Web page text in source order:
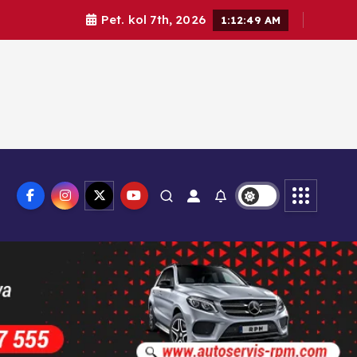
Pet. kol 7th, 2026 1:12:50 AM